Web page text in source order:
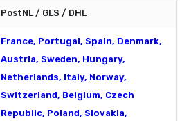
PostNL / GLS / DHL
France, Portugal, Spain, Denmark,
Austria, Sweden, Hungary,
Netherlands, Italy, Norway,
Switzerland, Belgium, Czech
Republic, Poland, Slovakia,